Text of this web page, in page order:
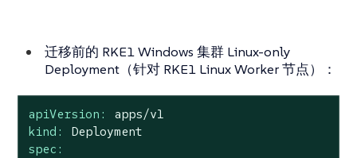
迁移前的 RKE1 Windows 集群 Linux-only
Deployment（针对 RKE1 Linux Worker 节点）：
apiVersion:
apps/v1
kind:
Deployment
spec: